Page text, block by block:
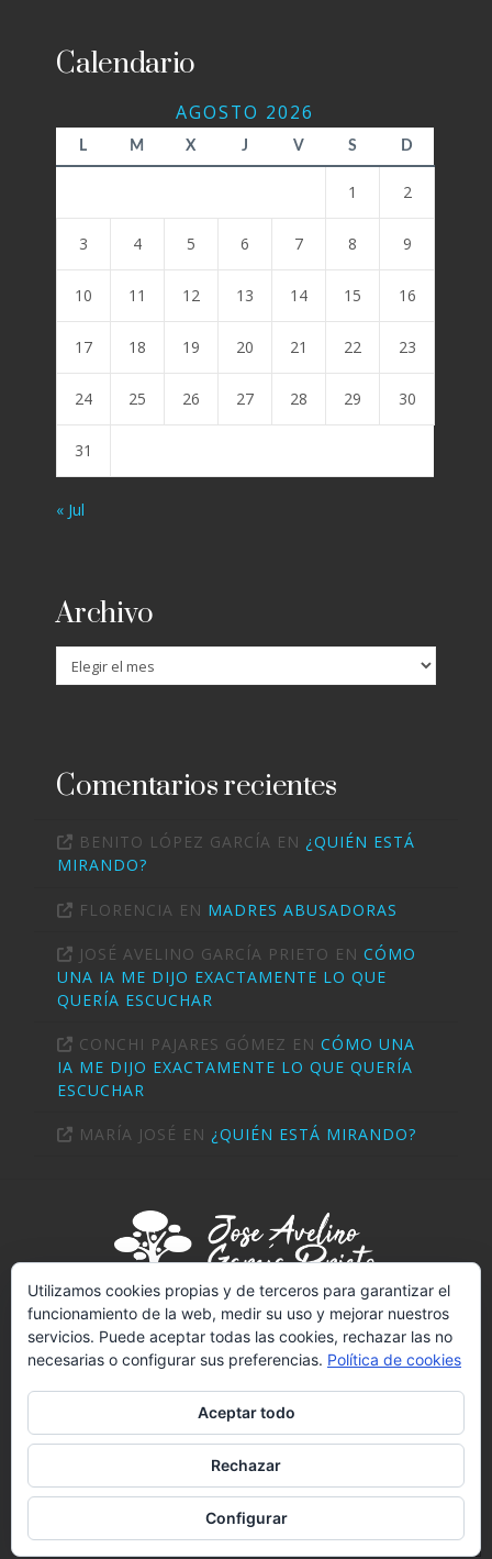
Calendario
AGOSTO 2026
L M X J V S D
1 2
3 4 5 6 7 8 9
10 11 12 13 14 15 16
17 18 19 20 21 22 23
24 25 26 27 28 29 30
31
« Jul
Archivo
Archivo
Comentarios recientes
BENITO LÓPEZ GARCÍA EN ¿QUIÉN ESTÁ
MIRANDO?
FLORENCIA EN MADRES ABUSADORAS
JOSÉ AVELINO GARCÍA PRIETO EN CÓMO
UNA IA ME DIJO EXACTAMENTE LO QUE
QUERÍA ESCUCHAR
CONCHI PAJARES GÓMEZ EN CÓMO UNA
IA ME DIJO EXACTAMENTE LO QUE QUERÍA
ESCUCHAR
MARÍA JOSÉ EN ¿QUIÉN ESTÁ MIRANDO?
PSICÓLOGO (T-2289)
NIF:02703414V
REGISTRO SANITARIO Nº 4502
LICENCIADO EN PSICOLOGÍA POR LA UNED
Facebook
YouTube
VimeoPinterest
PSICÓLOGO TENERIFE
CONTACTAR
BLOG
Utilizamos cookies propias y de terceros para garantizar el
funcionamiento de la web, medir su uso y mejorar nuestros
servicios. Puede aceptar todas las cookies, rechazar las no
necesarias o configurar sus preferencias. Política de cookies
Aceptar todo
Rechazar
Configurar